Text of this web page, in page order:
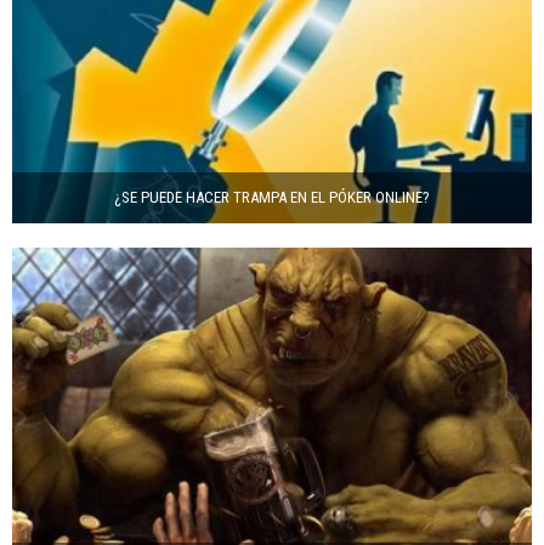
¿SE PUEDE HACER TRAMPA EN EL PÓKER ONLINE?